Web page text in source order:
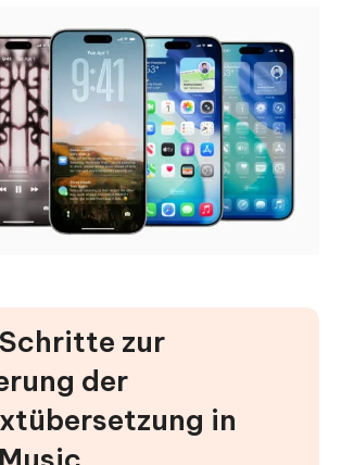
zur
der
in